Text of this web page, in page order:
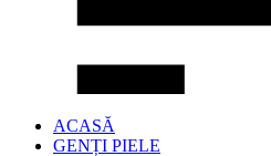
ACASĂ
GENȚI PIELE